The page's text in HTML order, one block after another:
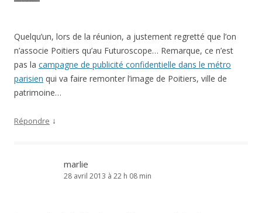
Quelqu’un, lors de la réunion, a justement regretté que l’on
n’associe Poitiers qu’au Futuroscope… Remarque, ce n’est
pas la campagne de publicité confidentielle dans le métro
parisien qui va faire remonter l’image de Poitiers, ville de
patrimoine…
Répondre ↓
marlie
28 avril 2013 à 22 h 08 min